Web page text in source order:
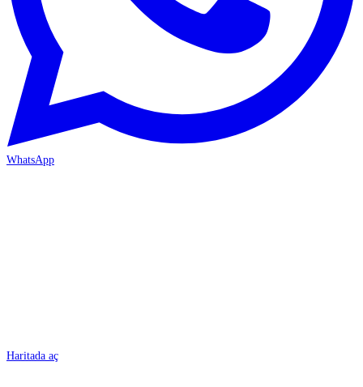
WhatsApp
Haritada aç